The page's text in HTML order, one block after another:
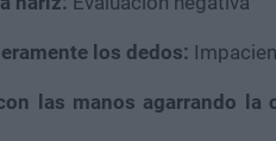
los dedos:
las manos agarrando la